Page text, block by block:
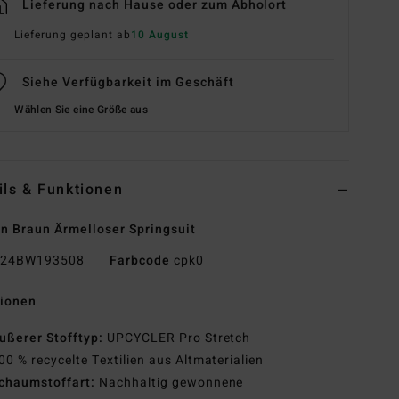
Lieferung nach Hause oder zum Abholort
Lieferung geplant ab10 August
Siehe Verfügbarkeit im Geschäft
Wählen Sie eine Größe aus
& Funktionen
Braun Ärmelloser Springsuit
24BW193508 Farbcode cpk0
Stofftyp: UPCYCLER Pro Stretch
% recycelte Textilien aus Altmaterialien
Nachhaltig gewonnene